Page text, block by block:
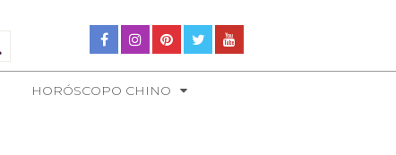
HORÓSCOPO CHINO